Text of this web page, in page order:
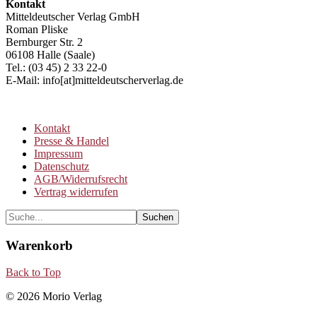
Kontakt
Mitteldeutscher Verlag GmbH
Roman Pliske
Bernburger Str. 2
06108 Halle (Saale)
Tel.: (03 45) 2 33 22-0
E-Mail: info[at]mitteldeutscherverlag.de
Kontakt
Presse & Handel
Impressum
Datenschutz
AGB/Widerrufsrecht
Vertrag widerrufen
Warenkorb
Back to Top
© 2026 Morio Verlag